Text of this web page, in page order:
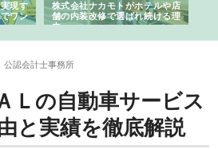
現す
ワン
株式会社ナカモトがホテルや店
舗の内装改修で選ばれ続ける理
由
公認会計士事務所
Ｌの自動車サービス
と実績を徹底解説